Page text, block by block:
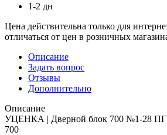
1-2 дн
Цена действительна только для
отличаться от цен в розничных
Описание
Задать вопрос
Отзывы
Дополнительно
Описание
УЦЕНКА | Дверной блок 700 №1-28 ПГ
700